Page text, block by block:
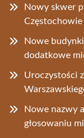
Nowy skwer
Częstochowie
Nowe
dodatkowe
Uroczystości
Nowe nazwy
głosowaniu